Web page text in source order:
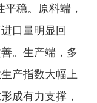
稳。原料端，
口量明显回
。生产端，多
产指数大幅上
成有力支撑，